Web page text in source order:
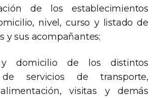
de los establecimientos
nivel, curso y listado de
y sus acompañantes;
domicilio de los distintos
de servicios de transporte,
visitas y demás